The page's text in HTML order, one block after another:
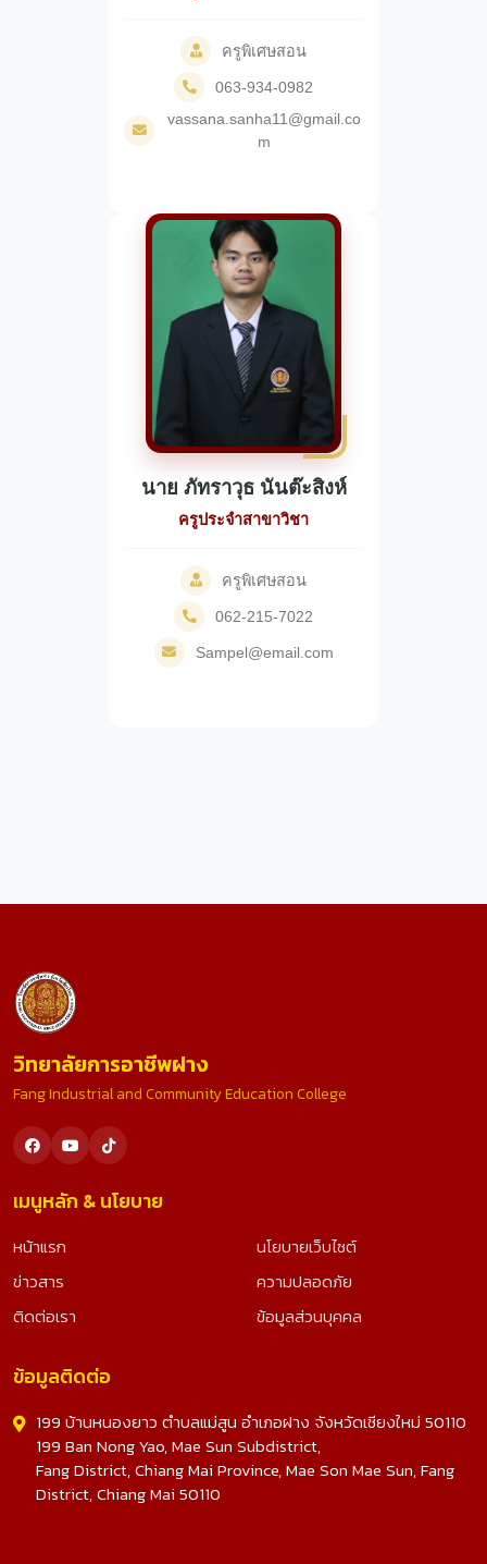
ครูพิเศษสอน
063-934-0982
vassana.sanha11@gmail.co
m
นาย ภัทราวุธ นันต๊ะสิงห์
ครูประจำสาขาวิชา
ครูพิเศษสอน
062-215-7022
Sampel@email.com
วิทยาลัยการอาชีพฝาง
Fang Industrial and Community Education College
เมนูหลัก & นโยบาย
หน้าแรก
ข่าวสาร
ติดต่อเรา
นโยบายเว็บไซต์
ความปลอดภัย
ข้อมูลส่วนบุคคล
ข้อมูลติดต่อ
199 บ้านหนองยาว ตำบลแม่สูน อำเภอฝาง จังหวัดเชียงใหม่ 50110
199 Ban Nong Yao, Mae Sun Subdistrict,
Fang District, Chiang Mai Province, Mae Son Mae Sun, Fang
District, Chiang Mai 50110